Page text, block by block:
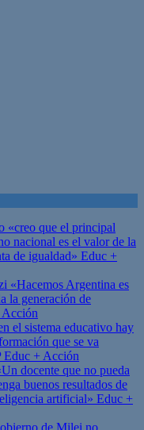
«creo que el principal
nacional es el valor de la
de igualdad» Educ +
«Hacemos Argentina es
la generación de
el sistema educativo hay
que se va
Educ + Acción
docente que no pueda
buenos resultados de
artificial» Educ +
de Milei no